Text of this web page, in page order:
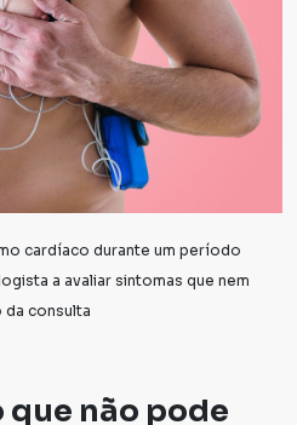
cardíaco durante um período
a avaliar sintomas que nem
da consulta
que não pode